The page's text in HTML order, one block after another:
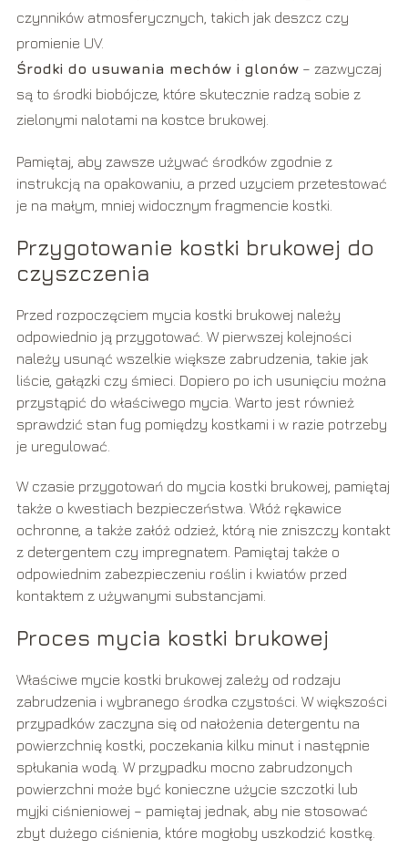
czynników atmosferycznych, takich jak deszcz czy
promienie UV.
Środki do usuwania mechów i glonów– zazwyczaj
są to środki biobójcze, które skutecznie radzą sobie z
zielonymi nalotami na kostce brukowej.
Pamiętaj, aby zawsze używać środków zgodnie z
instrukcją na opakowaniu, a przed uzyciem przetestować
je na małym, mniej widocznym fragmencie kostki.
Przygotowanie kostki brukowej do
czyszczenia
Przed rozpoczęciem mycia kostki brukowej należy
odpowiednio ją przygotować. W pierwszej kolejności
należy usunąć wszelkie większe zabrudzenia, takie jak
liście, gałązki czy śmieci. Dopiero po ich usunięciu można
przystąpić do właściwego mycia. Warto jest również
sprawdzić stan fug pomiędzy kostkami i w razie potrzeby
je uregulować.
W czasie przygotowań do mycia kostki brukowej, pamiętaj
także o kwestiach bezpieczeństwa. Włóż rękawice
ochronne, a także załóż odzież, którą nie zniszczy kontakt
z detergentem czy impregnatem. Pamiętaj także o
odpowiednim zabezpieczeniu roślin i kwiatów przed
kontaktem z używanymi substancjami.
Proces mycia kostki brukowej
Właściwe mycie kostki brukowej zależy od rodzaju
zabrudzenia i wybranego środka czystości. W większości
przypadków zaczyna się od nałożenia detergentu na
powierzchnię kostki, poczekania kilku minut i następnie
spłukania wodą. W przypadku mocno zabrudzonych
powierzchni może być konieczne użycie szczotki lub
myjki ciśnieniowej – pamiętaj jednak, aby nie stosować
zbyt dużego ciśnienia, które mogłoby uszkodzić kostkę.